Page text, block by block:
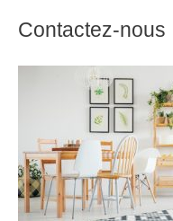
Contactez-nous